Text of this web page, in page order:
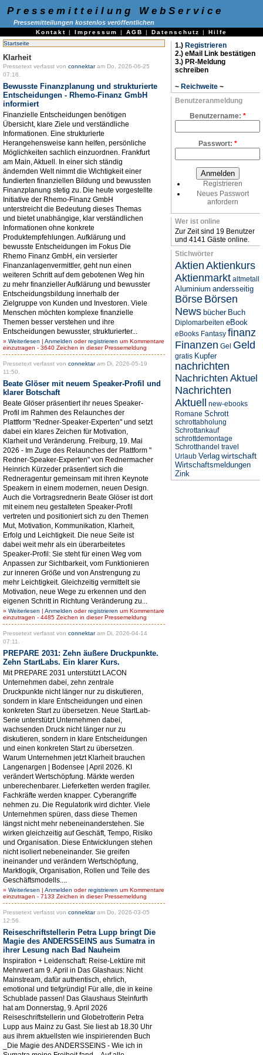
Pressemitteilung WebService
Pressemitteilungen kostenlos veröffentlichen
Kontakt | Impressum | AGB | Datenschutz | Hilfe
Startseite
Klarheit
Pressetext verfasst von connektaram Do, 2026-06-25
07:16.
Bewusste Finanzplanung und strukturierte
Entscheidungen - Rhemo-Finanz GmbH
informiert
Finanzielle Entscheidungen benötigen
Übersicht, klare Ziele und verständliche
Informationen. Eine strukturierte
Herangehensweise kann helfen, persönliche
Möglichkeiten sachlich einzuordnen. Frankfurt
am Main, Aktuell. In einer sich ständig
ändernden Welt nimmt die Wichtigkeit einer
fundierten finanziellen Bildung und bewussten
Finanzplanung stetig zu. Die heute vorgestellte
Initiative der Rhemo-Finanz GmbH
unterstreicht die Bedeutung dieses Themas
und bietet unabhängige, klar verständlichen
Informationen ohne konkrete
Produktempfehlungen. Aufklärung und
bewusste Entscheidungen im Fokus Die
Rhemo Finanz GmbH, ein versierter
Finanzanlagenvermittler, geht nun einen
weiteren Schritt auf dem gebotenen Weg hin
zu mehr finanzieller Aufklärung und bewusster
Entscheidungsbildung innerhalb der
Zielgruppe von Kunden und Investoren. Viele
Menschen möchten komplexe finanzielle
Themen besser verstehen und ihre
Entscheidungen bewusster, strukturierter...
» Weiterlesen | Anmelden oderregistrieren um Kommentare
einzutragen - 3640 Zeichen in dieser Pressemeldung
Pressetext verfasst von connektaram Di, 2026-05-19
11:50.
Beate Glöser mit neuem Speaker-Profil und
klarer Botschaft
Beate Glöser präsentiert ihr neues Speaker-
Profil im Rahmen des Relaunches der
Plattform "Redner-Speaker-Experten" und setzt
dabei ein klares Zeichen für Motivation,
Klarheit und Veränderung. Freiburg, 19. Mai
2026 - Im Zuge des Relaunches der Plattform "
Redner-Speaker-Experten" von Rednermacher
Heinrich Kürzeder präsentiert sich die
Redneragentur gemeinsam mit ihren Keynote
Speakern in einem modernen, neuen Design.
Auch die Vortragsrednerin Beate Glöser ist dort
mit einem neu gestalteten Speaker-Profil
vertreten und positioniert sich zu den Themen
Mut, Motivation, Kommunikation, Klarheit,
Erfolg und Leichtigkeit. Die neue Seite ist
dabei weit mehr als ein überarbeitetes
Speaker-Profil: Sie steht für einen Weg vom
Anpassen zur Sichtbarkeit, vom Funktionieren
zur inneren Größe und von Anstrengung zu
mehr Leichtigkeit. Gleichzeitig vermittelt sie
Motivation, neue Wege zu erkennen und den
eigenen Schritt in Richtung Veränderung zu...
» Weiterlesen | Anmelden oderregistrieren um Kommentare
einzutragen - 4485 Zeichen in dieser Pressemeldung
Pressetext verfasst von connektaram Di, 2026-04-14
07:11.
PREPARE 2031: Zehn äußere Druckpunkte.
Zehn StartLabs. Ein klarer Kurs.
Mit PREPARE 2031 unterstützt LACON
Unternehmen dabei, zehn zentrale
Druckpunkte nicht länger nur zu diskutieren,
sondern in klare Entscheidungen und einen
konkreten Start zu übersetzen. Neue StartLab-
Serie unterstützt Unternehmen dabei,
wachsenden Druck nicht länger nur zu
diskutieren, sondern in klare Entscheidungen
und einen konkreten Start zu übersetzen.
Warum Unternehmen jetzt Klarheit brauchen
Langenargen | Bodensee | April 2026. KI
verändert Wertschöpfung. Märkte werden
unberechenbarer. Lieferketten werden fragiler.
Fachkräfte werden knapper. Cyberangriffe
nehmen zu. Die Regulatorik wird dichter. Viele
Unternehmen spüren, dass diese Themen
längst nicht mehr nebeneinanderstehen. Sie
wirken gleichzeitig auf Geschäft, Tempo, Risiko
und Organisation. Diese Entwicklungen stehen
nicht isoliert nebeneinander. Sie greifen
ineinander und verändern Wertschöpfung,
Marktlogik, Organisation, Rollen und Teile des
Geschäftsmodells....
» Weiterlesen | Anmelden oderregistrieren um Kommentare
einzutragen - 7133 Zeichen in dieser Pressemeldung
Pressetext verfasst von connektaram Do, 2026-03-05
12:56.
Reiseschriftstellerin Petra Lupp bringt Die
Magie des ANDERSSEINS aus Sumatra in
ihrer Lesung nach Bad Nauheim
Inspiration + Leidenschaft: Reise-Lektüre mit
Mehrwert am 9. April in Das Glashaus: Nicht
Mainstream, dafür authentisch, ehrlich,
emotional und tiefgründig! Für alle, die in keine
Schublade passen! Das Glaushaus Steinfurth
hat am Donnerstag, 9. April 2026
Reiseschriftstellerin und Globetrotterin Petra
Lupp aus Mainz zu Gast. Sie liest ab 18.30 Uhr
aus ihrem aktuellsten wie inspirierenden Buch
_Die Magie des ANDERSSEINS - Wie ich in
1.) Registrieren
2.) eMail Link bestätigen
3.) PR-Meldung
schreiben
~ Reichweite ~
Benutzeranmeldung
Benutzername: *
Passwort: *
Registrieren
Neues Passwort
anfordern
Wer ist online
Zur Zeit sind 19 Benutzer
und 4141 Gäste online.
Stichwörter
Aktien Aktienkurs
Aktienmarkt altmetall
Aluminium andersseitig
Börse Börsen
News bücher Buch
Diplomarbeiten eBook
eBooks Fantasy finanz
Finanzen Gel Geld
gratis Kupfer
nachrichten
Nachrichten Aktuel
Nachrichten
Aktuell
new-ebooks
Romane Schrott
schrottabholung
Schrottankauf
schrottdemontage
Schrotthandel travel
Urlaub Verlag wirtschaft
Wirtschaftsmeldungen
Zink